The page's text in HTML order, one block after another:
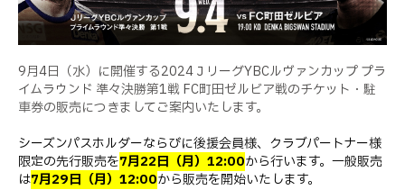
9月4日（水）に開催する2024ＪリーグYBCルヴァンカップ プラ
イムラウンド 準々決勝第1戦 FC町田ゼルビア戦のチケット・駐
車券の販売につきましてご案内いたします。
シーズンパスホルダーならびに後援会員様、クラブパートナー様
限定の先行販売を7月22日（月）12:00から行います。一般販売
は7月29日（月）12:00から販売を開始いたします。